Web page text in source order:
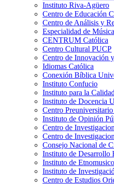
Instituto Riva-Agüero
Centro de Educación
Centro de Análisis y
Especialidad de Música
CENTRUM Católica
Centro Cultural PUCP
Centro de Innovación
Idiomas Católica
Conexión Bíblica
Instituto Confucio
Instituto para la Calidad
Instituto de Docencia
Centro
Instituto de Opinión
Centro de
Centro de
Consejo Nacional de
Instituto de
Instituto de
Instituto de
Centro de Estudios